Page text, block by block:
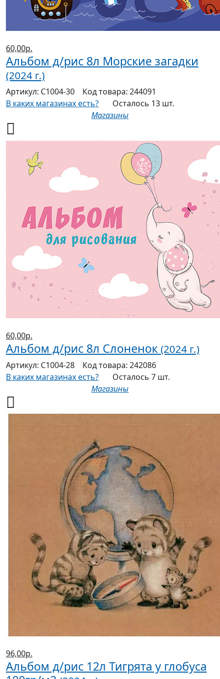
60,00р.
Альбом д/рис 8л Морские загадки
(2024 г.)
Артикул: С1004-30 Код товара: 244091
В каких магазинах есть?
Осталось 13 шт.
Магазины
60,00р.
Альбом д/рис 8л Слоненок (2024 г.)
Артикул: С1004-28 Код товара: 242086
В каких магазинах есть?
Осталось 7 шт.
Магазины
96,00р.
Альбом д/рис 12л Тигрята у глобуса